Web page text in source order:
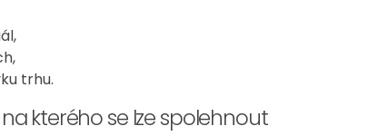
trhu.
kterého se lze spolehnout